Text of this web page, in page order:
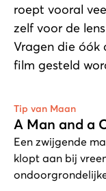
roept vooral
zelf voor de
Vragen die óók
film gesteld
Tip van Maan
A Man and a
Een zwijgende
klopt aan bij